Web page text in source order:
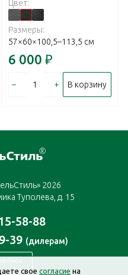
Цвет:
Размеры:
57×60×100,5–113,5 см
6 000 ₽
– + В корзину
2026
Туполева, д. 15
58-88
39 (дилерам)
свое согласие на